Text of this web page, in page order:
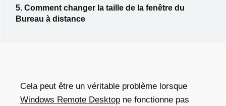
5. Comment changer la taille de la fenêtre du
Bureau à distance
Cela peut être un véritable problème lorsque
Windows Remote Desktop ne fonctionne pas